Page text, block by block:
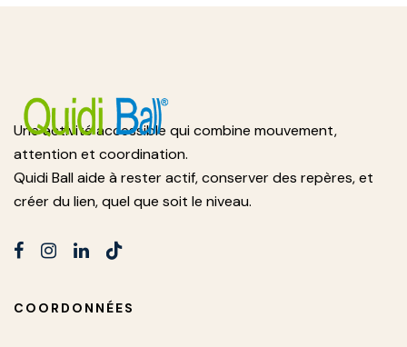
Une activité accessible qui combine mouvement,
attention et coordination.
Quidi Ball aide à rester actif, conserver des repères, et
créer du lien, quel que soit le niveau.
COORDONNÉES